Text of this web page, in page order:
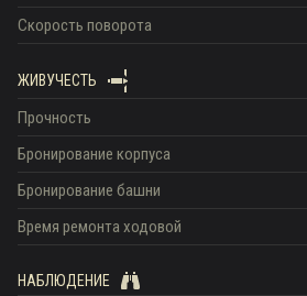
Скорость поворота
ЖИВУЧЕСТЬ
Прочность
Бронирование корпуса
Бронирование башни
Время ремонта ходовой
НАБЛЮДЕНИЕ